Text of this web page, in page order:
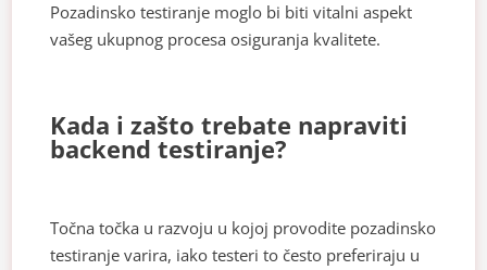
Pozadinsko testiranje moglo bi biti vitalni aspekt
vašeg ukupnog procesa osiguranja kvalitete.
Kada i zašto trebate napraviti
backend testiranje?
Točna točka u razvoju u kojoj provodite pozadinsko
testiranje varira, iako testeri to često preferiraju u